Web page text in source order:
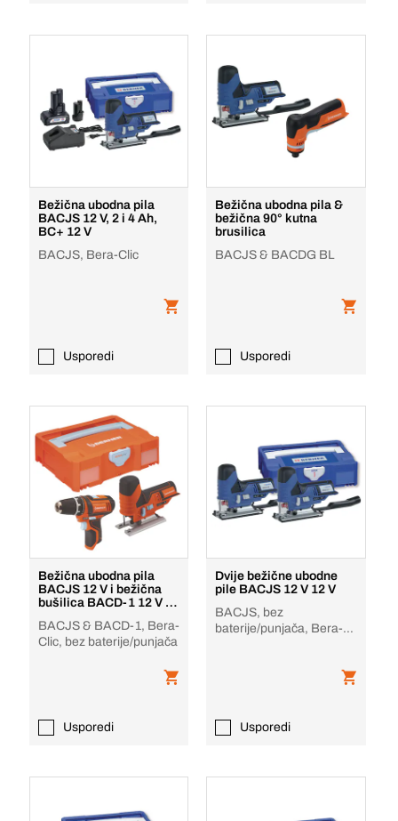
Bežična ubodna pila
BACJS 12 V, 2 i 4 Ah,
BC+ 12 V
BACJS, Bera-Clic
Usporedi
Bežična ubodna pila &
bežična 90° kutna
brusilica
BACJS & BACDG BL
Usporedi
Bežična ubodna pila
BACJS 12 V i bežična
bušilica BACD-1 12 V 12
BACJS & BACD-1, Bera-
Clic, bez baterije/punjača
Usporedi
Dvije bežične ubodne
pile BACJS 12 V 12 V
BACJS, bez
baterije/punjača, Bera-
Usporedi